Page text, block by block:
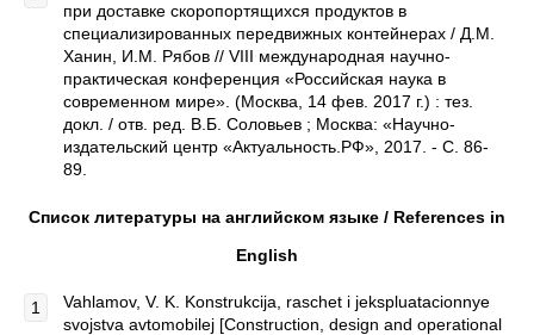
при доставке скоропортящихся продуктов в
специализированных передвижных контейнерах / Д.М.
Ханин, И.М. Рябов // VIII международная научно-
практическая конференция «Российская наука в
современном мире». (Москва, 14 фев. 2017 г.) : тез.
докл. / отв. ред. В.Б. Соловьев ; Москва: «Научно-
издательский центр «Актуальность.РФ», 2017. - C. 86-
89.
Список литературы на английском языке / References in
English
Vahlamov, V. K. Konstrukcija, raschet i jekspluatacionnye
svojstva avtomobilej [Construction, design and operational